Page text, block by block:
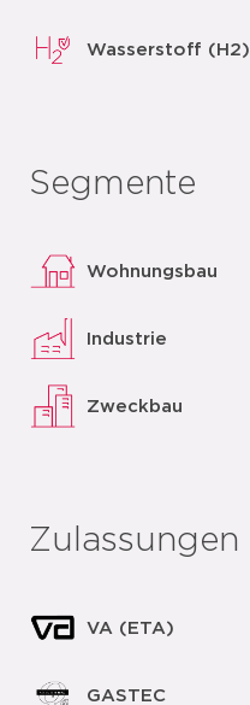
Wasserstoff (H2)
Segmente
Wohnungsbau
Industrie
Zweckbau
Zulassungen
VA (ETA)
GASTEC